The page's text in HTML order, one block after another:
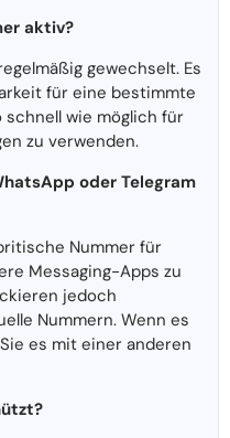
aktiv?
gewechselt. Es
für eine bestimmte
schnell wie möglich für
zu verwenden.
oder Telegram
Nummer für
Messaging-Apps zu
jedoch
Nummern. Wenn es
es mit einer anderen